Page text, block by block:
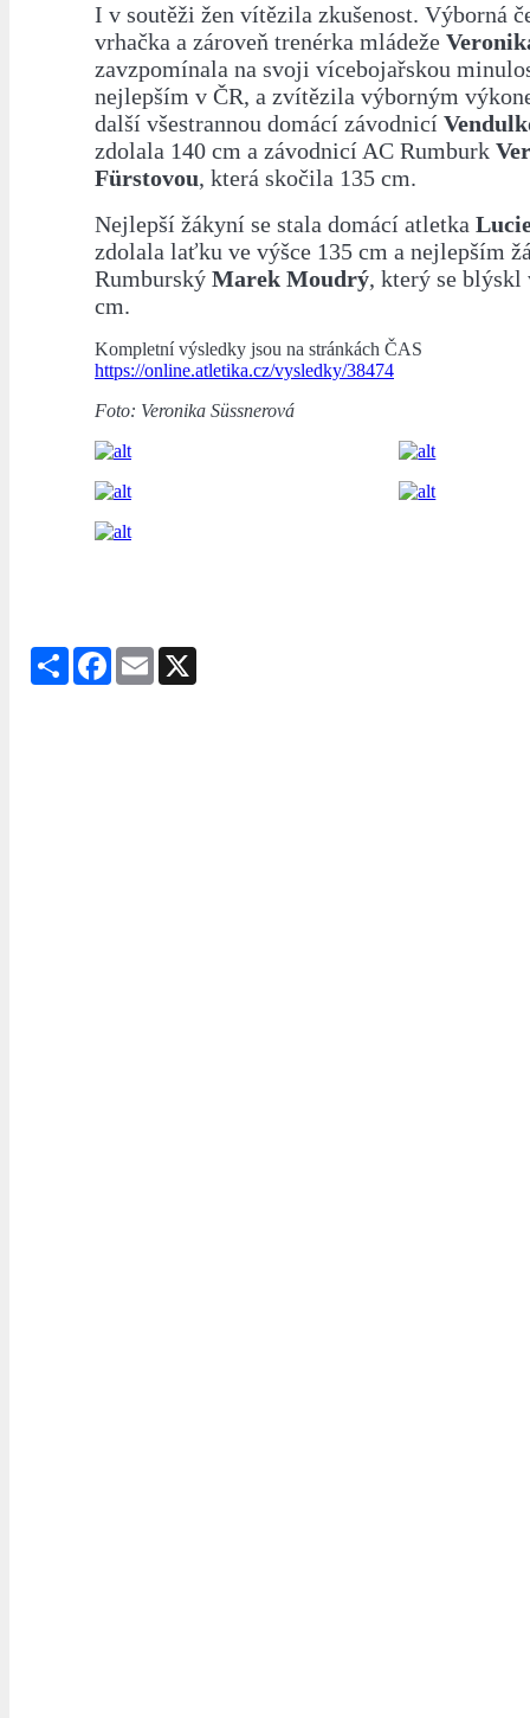
I v soutěži žen vítězila zkušenost. Výborná
vrhačka a zároveň trenérka mládeže
zavzpomínala na svoji vícebojařskou
nejlepším v ČR, a zvítězila výborným
další všestrannou domácí závodnicí
zdolala 140 cm a závodnicí AC Rumburk
Fürstovou, která skočila 135 cm.
Nejlepší žákyní se stala domácí atletka
zdolala laťku ve výšce 135 cm a nejlepším
Rumburský Marek Moudrý, který se blýskl
cm.
Kompletní výsledky jsou na stránkách ČAS
https://online.atletika.cz/vysledky/38474
Foto: Veronika Süssnerová
Share Facebook
Email